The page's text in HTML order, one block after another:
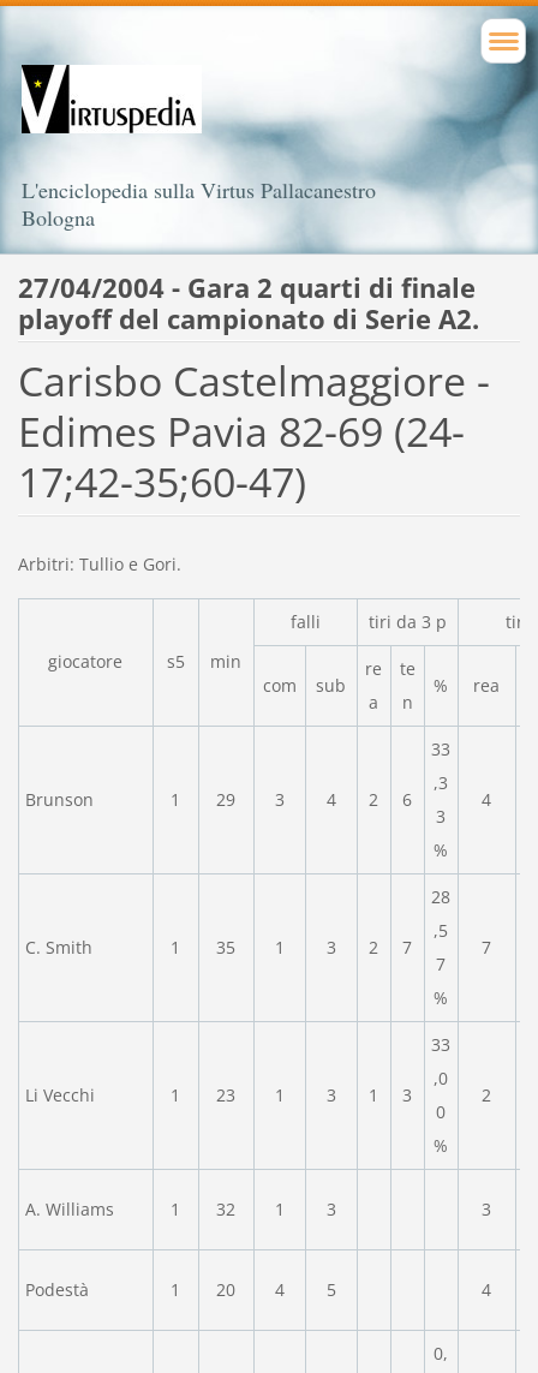
L'enciclopedia sulla Virtus Pallacanestro
Bologna
27/04/2004 - Gara 2 quarti di finale
playoff del campionato di Serie A2.
Carisbo Castelmaggiore -
Edimes Pavia 82-69 (24-
17;42-35;60-47)
Arbitri: Tullio e Gori.
giocatore s5 min
falli tiri da 3 p tiri
com sub
re
a
te
n
% rea
Brunson 1 29 3 4 2 6
33
,3
3
%
4
C. Smith 1 35 1 3 2 7
28
,5
7
%
7
Li Vecchi 1 23 1 3 1 3
33
,0
0
%
2
A. Williams 1 32 1 3 3
Podestà 1 20 4 5 4
0,